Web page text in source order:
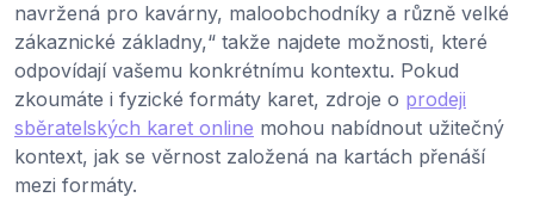
navržená pro kavárny, maloobchodníky a různě velké
zákaznické základny,“ takže najdete možnosti, které
odpovídají vašemu konkrétnímu kontextu. Pokud
zkoumáte i fyzické formáty karet, zdroje o prodeji
sběratelských karet online mohou nabídnout užitečný
kontext, jak se věrnost založená na kartách přenáší
mezi formáty.